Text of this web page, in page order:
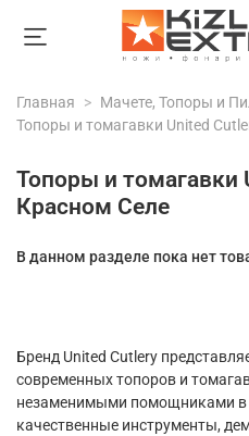
Главная Мачете, Топоры и
Топоры и томагавки United
Топоры и томагавки
Красном Селе
В данном разделе пока нет
Бренд United Cutlery
современных топоров и
незаменимыми помощниками в
качественные инструменты,